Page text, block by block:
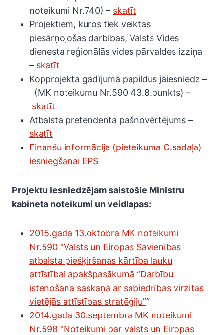
noteikumi Nr.740) – skatīt
Projektiem, kuros tiek veiktas
piesārņojošas darbības, Valsts Vides
dienesta reģionālās vides pārvaldes izziņa
– skatīt
Kopprojekta gadījumā papildus jāiesniedz –
(MK noteikumu Nr.590 43.8.punkts) –
skatīt
Atbalsta pretendenta pašnovērtējums –
skatīt
Finanšu informācija (pieteikuma C.sadaļa)
iesniegšanai EPS
Projektu iesniedzējam saistošie Ministru
kabineta noteikumi un veidlapas:
2015.gada 13.oktobra MK noteikumi
Nr.590 “Valsts un Eiropas Savienības
atbalsta piešķiršanas kārtība lauku
attīstībai apakšpasākumā “Darbību
īstenošana saskaņā ar sabiedrības virzītas
vietējās attīstības stratēģiju”“
2014.gada 30.septembra MK noteikumi
Nr.598 “Noteikumi par valsts un Eiropas